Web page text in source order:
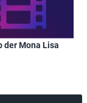
der Mona Lisa